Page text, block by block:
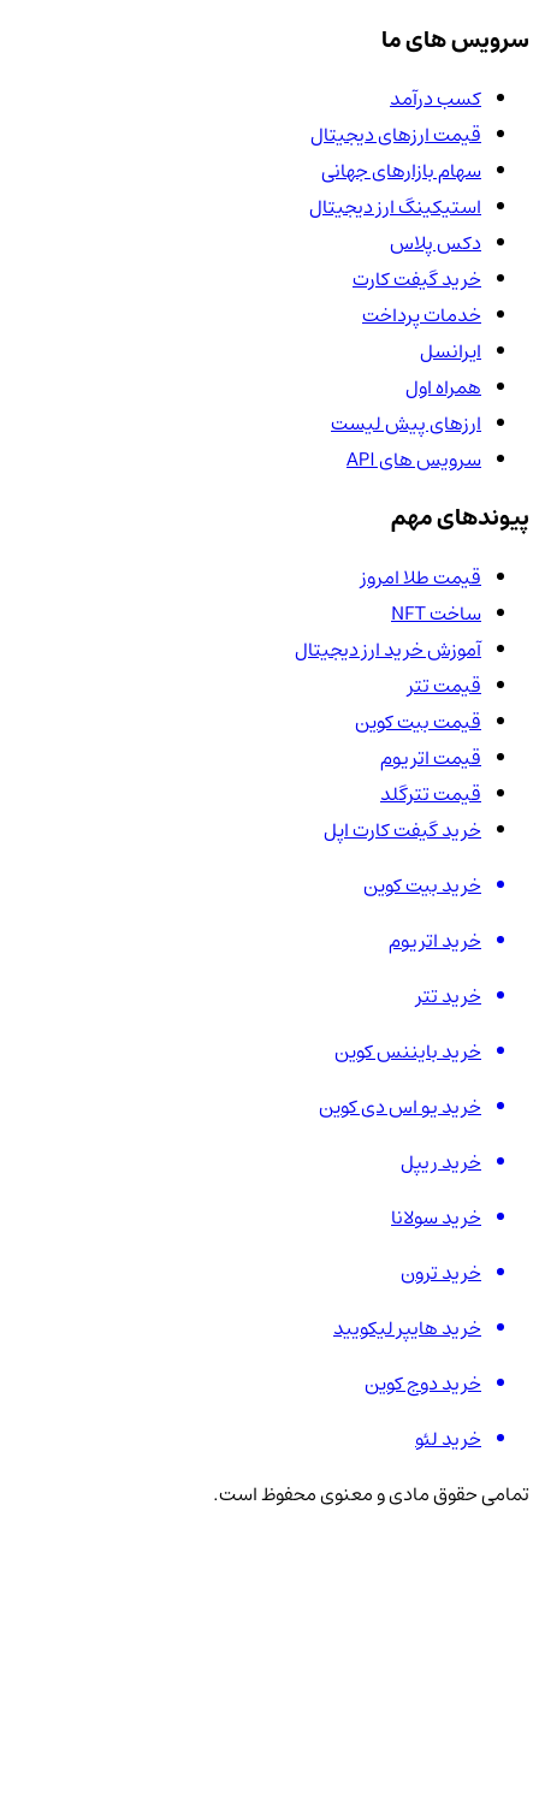
سرویس های ما
کسب درآمد
قیمت ارزهای دیجیتال
سهام بازارهای جهانی
استیکینگ ارز دیجیتال
دکس پلاس
خرید گیفت کارت
خدمات پرداخت
ایرانسل
همراه اول
ارزهای پیش لیست
سرویس های API
پیوندهای مهم
قیمت طلا امروز
ساخت NFT
آموزش خرید ارز دیجیتال
قیمت تتر
قیمت بیت کوین
قیمت اتریوم
قیمت تترگلد
خرید گیفت کارت اپل
خرید بیت کوین
خرید اتریوم
خرید تتر
خرید بایننس کوین
خرید یو اس دی کوین
خرید ریپل
خرید سولانا
خرید ترون
خرید هایپر لیکویید
خرید دوج کوین
خرید لئو
تمامی حقوق مادی و معنوی محفوظ است.